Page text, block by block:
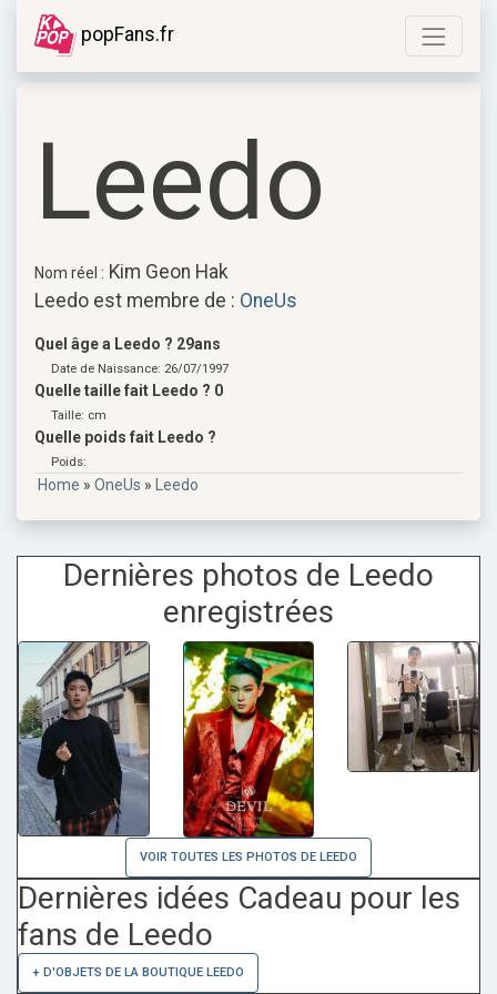
popFans.fr
Leedo
Nom réel : Kim Geon Hak
Leedo est membre de : OneUs
Quel âge a Leedo ? 29ans
Date de Naissance: 26/07/1997
Quelle taille fait Leedo ? 0
Taille: cm
Quelle poids fait Leedo ?
Poids:
Home » OneUs » Leedo
Dernières photos de Leedo
enregistrées
VOIR TOUTES LES PHOTOS DE LEEDO
Dernières idées Cadeau pour les
fans de Leedo
+ D'OBJETS DE LA BOUTIQUE LEEDO